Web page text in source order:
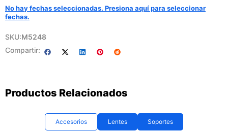
No hay fechas seleccionadas. Presiona aquí para seleccionar
fechas.
SKU:M5248
Compartir:
Productos Relacionados
Accesorios Lentes Soportes